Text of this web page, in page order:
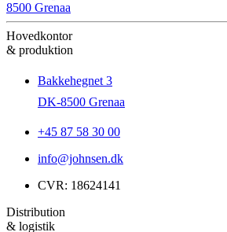
8500 Grenaa
Hovedkontor
& produktion
Bakkehegnet 3
DK-8500 Grenaa
+45 87 58 30 00
info@johnsen.dk
CVR: 18624141
Distribution
& logistik